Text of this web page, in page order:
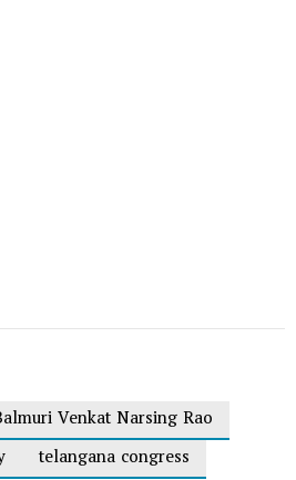
Venkat Narsing Rao
telangana congress